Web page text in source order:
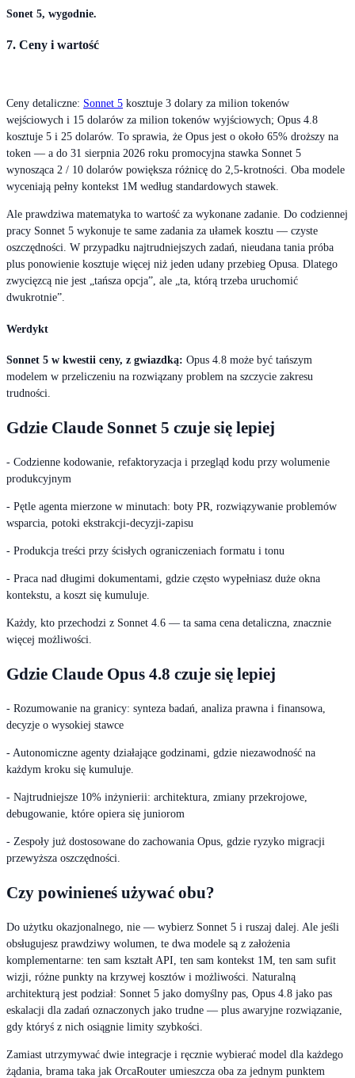
Sonet 5, wygodnie.
7. Ceny i wartość
Ceny detaliczne: Sonnet 5 kosztuje 3 dolary za milion tokenów
wejściowych i 15 dolarów za milion tokenów wyjściowych; Opus 4.8
kosztuje 5 i 25 dolarów. To sprawia, że Opus jest o około 65% droższy na
token — a do 31 sierpnia 2026 roku promocyjna stawka Sonnet 5
wynosząca 2 / 10 dolarów powiększa różnicę do 2,5-krotności. Oba modele
wyceniają pełny kontekst 1M według standardowych stawek.
Ale prawdziwa matematyka to wartość za wykonane zadanie. Do codziennej
pracy Sonnet 5 wykonuje te same zadania za ułamek kosztu — czyste
oszczędności. W przypadku najtrudniejszych zadań, nieudana tania próba
plus ponowienie kosztuje więcej niż jeden udany przebieg Opusa. Dlatego
zwycięzcą nie jest „tańsza opcja”, ale „ta, którą trzeba uruchomić
dwukrotnie”.
Werdykt
Sonnet 5 w kwestii ceny, z gwiazdką: Opus 4.8 może być tańszym
modelem w przeliczeniu na rozwiązany problem na szczycie zakresu
trudności.
Gdzie Claude Sonnet 5 czuje się lepiej
- Codzienne kodowanie, refaktoryzacja i przegląd kodu przy wolumenie
produkcyjnym
- Pętle agenta mierzone w minutach: boty PR, rozwiązywanie problemów
wsparcia, potoki ekstrakcji-decyzji-zapisu
- Produkcja treści przy ścisłych ograniczeniach formatu i tonu
- Praca nad długimi dokumentami, gdzie często wypełniasz duże okna
kontekstu, a koszt się kumuluje.
Każdy, kto przechodzi z Sonnet 4.6 — ta sama cena detaliczna, znacznie
więcej możliwości.
Gdzie Claude Opus 4.8 czuje się lepiej
- Rozumowanie na granicy: synteza badań, analiza prawna i finansowa,
decyzje o wysokiej stawce
- Autonomiczne agenty działające godzinami, gdzie niezawodność na
każdym kroku się kumuluje.
- Najtrudniejsze 10% inżynierii: architektura, zmiany przekrojowe,
debugowanie, które opiera się juniorom
- Zespoły już dostosowane do zachowania Opus, gdzie ryzyko migracji
przewyższa oszczędności.
Czy powinieneś używać obu?
Do użytku okazjonalnego, nie — wybierz Sonnet 5 i ruszaj dalej. Ale jeśli
obsługujesz prawdziwy wolumen, te dwa modele są z założenia
komplementarne: ten sam kształt API, ten sam kontekst 1M, ten sam sufit
wizji, różne punkty na krzywej kosztów i możliwości. Naturalną
architekturą jest podział: Sonnet 5 jako domyślny pas, Opus 4.8 jako pas
eskalacji dla zadań oznaczonych jako trudne — plus awaryjne rozwiązanie,
gdy któryś z nich osiągnie limity szybkości.
Zamiast utrzymywać dwie integracje i ręcznie wybierać model dla każdego
żądania, brama taka jak OrcaRouter umieszcza oba za jednym punktem